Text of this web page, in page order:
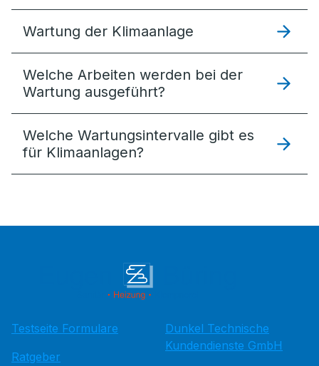
Wartung der Klimaanlage
Welche Arbeiten werden bei der
Wartung ausgeführt?
Welche Wartungsintervalle gibt es
für Klimaanlagen?
Testseite Formulare
Ratgeber
Dunkel Technische
Kundendienste GmbH